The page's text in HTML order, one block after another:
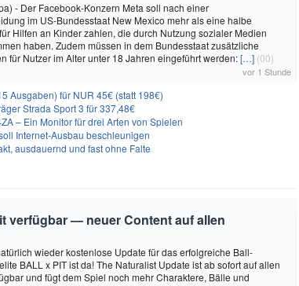
- Der Facebook-Konzern Meta soll nach einer
im US-Bundesstaat New Mexico mehr als eine halbe
Hilfen an Kinder zahlen, die durch Nutzung sozialer Medien
haben. Zudem müssen in dem Bundesstaat zusätzliche
für Nutzer im Alter unter 18 Jahren eingeführt werden:[…] (00)
vor 1 Stunde
Ausgaben) für NUR 45€ (statt 198€)
Strada Sport 3 für 337,48€
– Ein Monitor für drei Arten von Spielen
Internet-Ausbau beschleunigen
ausdauernd und fast ohne Falte
verfügbar — neuer Content auf allen
wieder kostenlose Update für das erfolgreiche Ball-
BALL x PIT ist da! The Naturalist Update ist ab sofort auf allen
und fügt dem Spiel noch mehr Charaktere, Bälle und